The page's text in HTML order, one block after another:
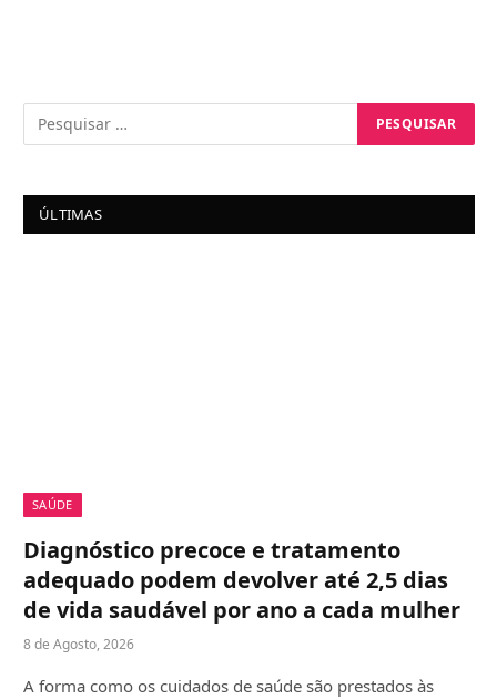
ÚLTIMAS
SAÚDE
Diagnóstico precoce e tratamento
adequado podem devolver até 2,5 dias
de vida saudável por ano a cada mulher
8 de Agosto, 2026
A forma como os cuidados de saúde são prestados às